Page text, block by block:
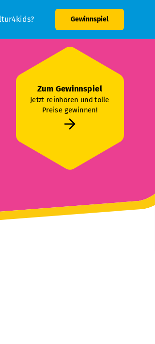
Gewinnspiel
Zum Gewinnspiel
Jetzt reinhören und tolle
Preise gewinnen!